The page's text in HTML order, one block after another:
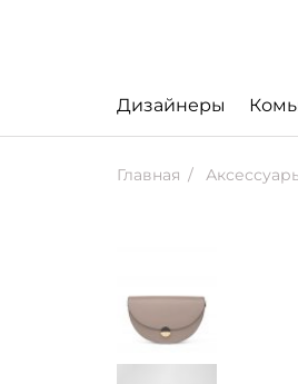
Дизайнеры
Главная